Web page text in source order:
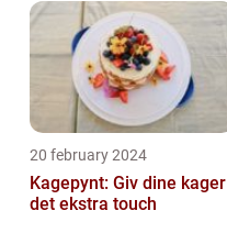
20 february 2024
Kagepynt: Giv dine kager
det ekstra touch